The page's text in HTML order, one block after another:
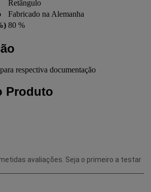
Retângulo
Fabricado na Alemanha
80 %
respectiva documentação
Produto